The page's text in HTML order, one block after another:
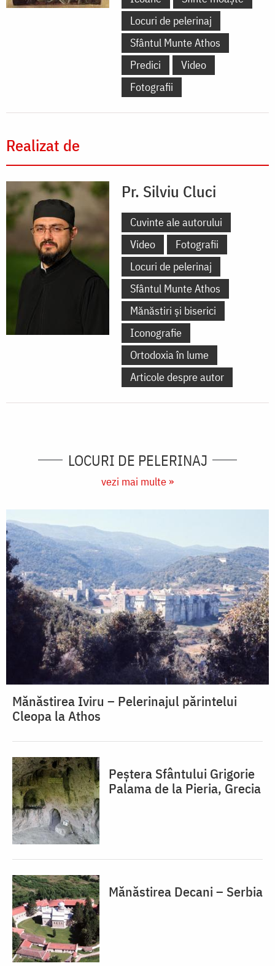
Locuri de pelerinaj
Sfântul Munte Athos
Predici
Video
Fotografii
Realizat de
Pr. Silviu Cluci
Cuvinte ale autorului
Video
Fotografii
Locuri de pelerinaj
Sfântul Munte Athos
Mănăstiri și biserici
Iconografie
Ortodoxia în lume
Articole despre autor
LOCURI DE PELERINAJ
vezi mai multe »
Mănăstirea Iviru – Pelerinajul părintelui
Cleopa la Athos
Peștera Sfântului Grigorie
Palama de la Pieria, Grecia
Mănăstirea Decani – Serbia